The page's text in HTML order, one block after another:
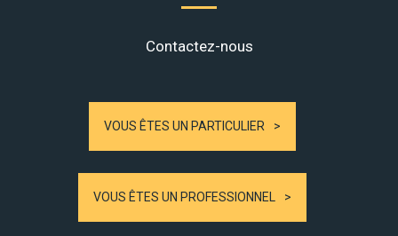
Contactez-nous
VOUS ÊTES UN PARTICULIER
VOUS ÊTES UN PROFESSIONNEL